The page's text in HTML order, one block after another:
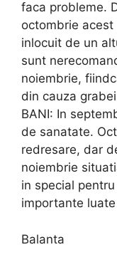
faca probleme.
octombrie
inlocuit de un
sunt
noiembrie,
din cauza
BANI: In
de sanatate.
redresare, dar
noiembrie
in special
importante
Balanta